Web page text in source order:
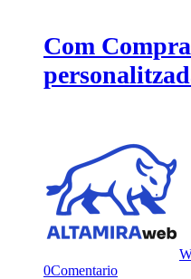
Com
0Comentario